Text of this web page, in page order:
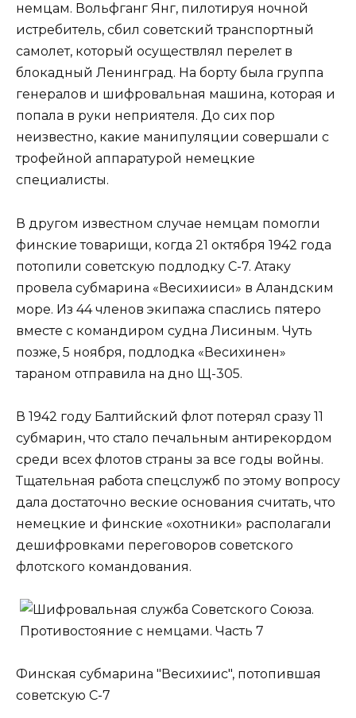
немцам. Вольфганг Янг, пилотируя ночной
истребитель, сбил советский транспортный
самолет, который осуществлял перелет в
блокадный Ленинград. На борту была группа
генералов и шифровальная машина, которая и
попала в руки неприятеля. До сих пор
неизвестно, какие манипуляции совершали с
трофейной аппаратурой немецкие
специалисты.
В другом известном случае немцам помогли
финские товарищи, когда 21 октября 1942 года
потопили советскую подлодку С-7. Атаку
провела субмарина «Весихииси» в Аландским
море. Из 44 членов экипажа спаслись пятеро
вместе с командиром судна Лисиным. Чуть
позже, 5 ноября, подлодка «Весихинен»
тараном отправила на дно Щ-305.
В 1942 году Балтийский флот потерял сразу 11
субмарин, что стало печальным антирекордом
среди всех флотов страны за все годы войны.
Тщательная работа спецслужб по этому вопросу
дала достаточно веские основания считать, что
немецкие и финские «охотники» располагали
дешифровками переговоров советского
флотского командования.
Финская субмарина "Весихиис", потопившая
советскую С-7